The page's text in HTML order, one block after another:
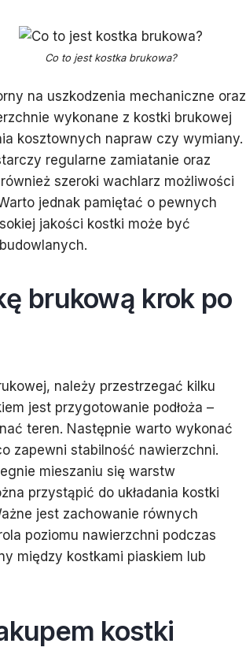
Co to jest kostka brukowa?
na uszkodzenia mechaniczne oraz
wykonane z kostki brukowej
kosztownych napraw czy wymiany.
regularne zamiatanie oraz
szeroki wachlarz możliwości
jednak pamiętać o pewnych
jakości kostki może być
brukową krok po
należy przestrzegać kilku
jest przygotowanie podłoża –
teren. Następnie warto wykonać
zapewni stabilność nawierzchni.
mieszaniu się warstw
przystąpić do układania kostki
jest zachowanie równych
poziomu nawierzchni podczas
między kostkami piaskiem lub
kostki